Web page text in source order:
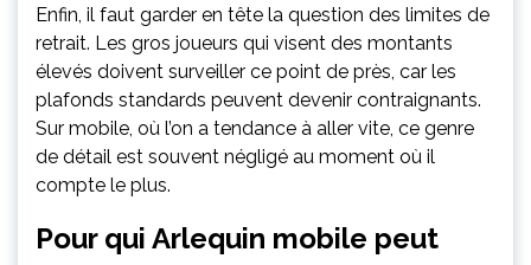
Enfin, il faut garder en tête la question des limites de
retrait. Les gros joueurs qui visent des montants
élevés doivent surveiller ce point de près, car les
plafonds standards peuvent devenir contraignants.
Sur mobile, où l’on a tendance à aller vite, ce genre
de détail est souvent négligé au moment où il
compte le plus.
Pour qui Arlequin mobile peut